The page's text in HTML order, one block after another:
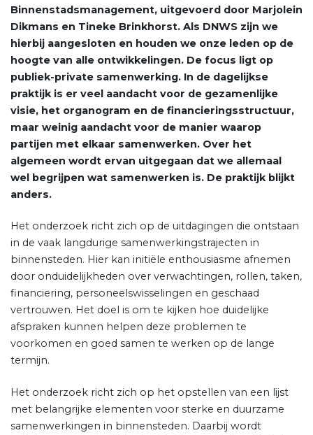
Binnenstadsmanagement, uitgevoerd door Marjolein
Dikmans en Tineke Brinkhorst. Als DNWS zijn we
hierbij aangesloten en houden we onze leden op de
hoogte van alle ontwikkelingen. De focus ligt op
publiek-private samenwerking. In de dagelijkse
praktijk is er veel aandacht voor de gezamenlijke
visie, het organogram en de financieringsstructuur,
maar weinig aandacht voor de manier waarop
partijen met elkaar samenwerken. Over het
algemeen wordt ervan uitgegaan dat we allemaal
wel begrijpen wat samenwerken is. De praktijk blijkt
anders.
Het onderzoek richt zich op de uitdagingen die ontstaan
in de vaak langdurige samenwerkingstrajecten in
binnensteden. Hier kan initiële enthousiasme afnemen
door onduidelijkheden over verwachtingen, rollen, taken,
financiering, personeelswisselingen en geschaad
vertrouwen. Het doel is om te kijken hoe duidelijke
afspraken kunnen helpen deze problemen te
voorkomen en goed samen te werken op de lange
termijn.
Het onderzoek richt zich op het opstellen van een lijst
met belangrijke elementen voor sterke en duurzame
samenwerkingen in binnensteden. Daarbij wordt